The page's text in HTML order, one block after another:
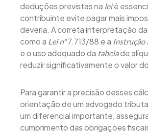
deduções previstas na leié
contribuinte evite pagar mais
deveria. A correta interpretação
como a Lei nº7.713/88 e a Instrução
e o uso adequado da tabelade
reduzir significativamente o valor
Para garantir a precisão desses
orientação de um advogado
um diferencial importante,
cumprimento das obrigações